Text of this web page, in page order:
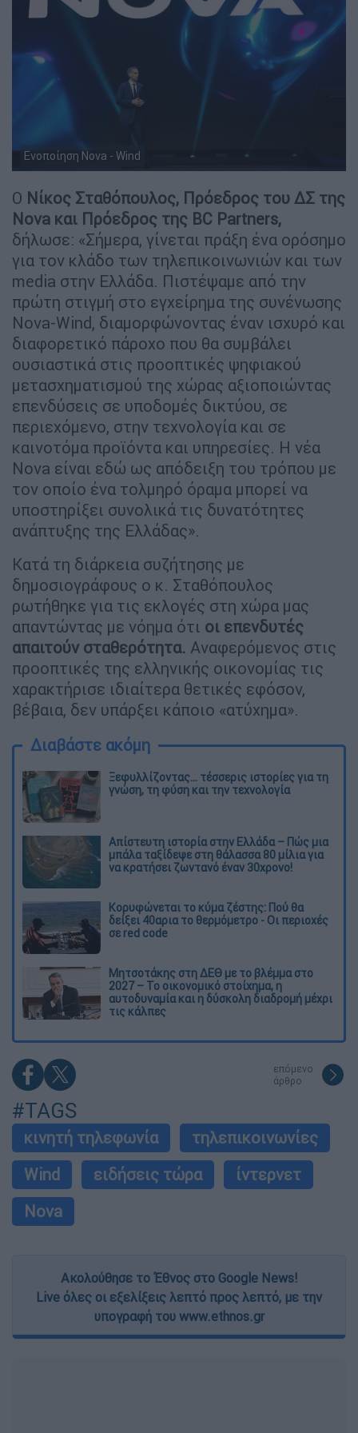
Ενοποίηση Nova - Wind
Ο Νίκος Σταθόπουλος, Πρόεδρος του ΔΣ της
Nova και Πρόεδρος της BC Partners,
δήλωσε: «Σήμερα, γίνεται πράξη ένα ορόσημο
για τον κλάδο των τηλεπικοινωνιών και των
media στην Ελλάδα. Πιστέψαμε από την
πρώτη στιγμή στο εγχείρημα της συνένωσης
Nova-Wind, διαμορφώνοντας έναν ισχυρό και
διαφορετικό πάροχο που θα συμβάλει
ουσιαστικά στις προοπτικές ψηφιακού
μετασχηματισμού της χώρας αξιοποιώντας
επενδύσεις σε υποδομές δικτύου, σε
περιεχόμενο, στην τεχνολογία και σε
καινοτόμα προϊόντα και υπηρεσίες. Η νέα
Nova είναι εδώ ως απόδειξη του τρόπου με
τον οποίο ένα τολμηρό όραμα μπορεί να
υποστηρίξει συνολικά τις δυνατότητες
ανάπτυξης της Ελλάδας».
Κατά τη διάρκεια συζήτησης με
δημοσιογράφους ο κ. Σταθόπουλος
ρωτήθηκε για τις εκλογές στη χώρα μας
απαντώντας με νόημα ότι οι επενδυτές
απαιτούν σταθερότητα. Αναφερόμενος στις
προοπτικές της ελληνικής οικονομίας τις
χαρακτήρισε ιδιαίτερα θετικές εφόσον,
βέβαια, δεν υπάρξει κάποιο «ατύχημα».
Διαβάστε ακόμη
Ξεφυλλίζοντας... τέσσερις ιστορίες για τη
γνώση, τη φύση και την τεχνολογία
Απίστευτη ιστορία στην Ελλάδα – Πώς μια
μπάλα ταξίδεψε στη θάλασσα 80 μίλια για
να κρατήσει ζωντανό έναν 30χρονο!
Κορυφώνεται το κύμα ζέστης: Πού θα
δείξει 40αρια το θερμόμετρο - Οι περιοχές
σε red code
Μητσοτάκης στη ΔΕΘ με το βλέμμα στο
2027 – Το οικονομικό στοίχημα, η
αυτοδυναμία και η δύσκολη διαδρομή μέχρι
τις κάλπες
επόμενο
άρθρο
#TAGS
κινητή τηλεφωνία
τηλεπικοινωνίες
Wind
ειδήσεις τώρα
ίντερνετ
Nova
Ακολούθησε το Έθνος στο Google News!
Live όλες οι εξελίξεις λεπτό προς λεπτό, με την
υπογραφή του www.ethnos.gr